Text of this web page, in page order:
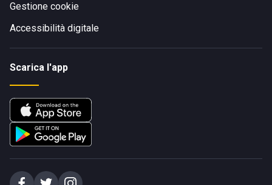
Gestione cookie
Accessibilità digitale
Scarica l'app